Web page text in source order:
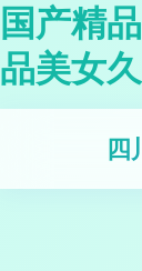
国产精
品美女
四